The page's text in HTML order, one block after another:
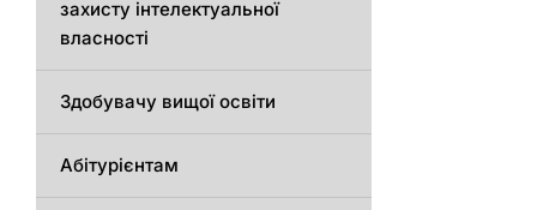
захисту інтелектуальної
власності
Здобувачу вищої освіти
Абітурієнтам